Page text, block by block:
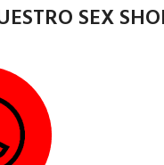
SEX